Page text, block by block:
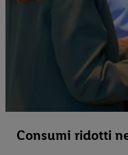
Consumi ridotti